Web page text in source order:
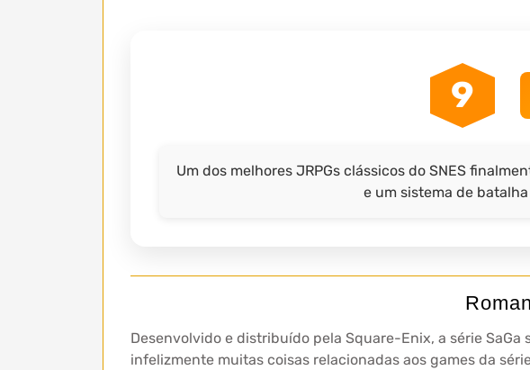
9
Um dos melhores JRPGs clássicos do SNES
e um sistema de
Desenvolvido e distribuído pela Square-Enix, a série SaGa
infelizmente muitas coisas relacionadas aos games da